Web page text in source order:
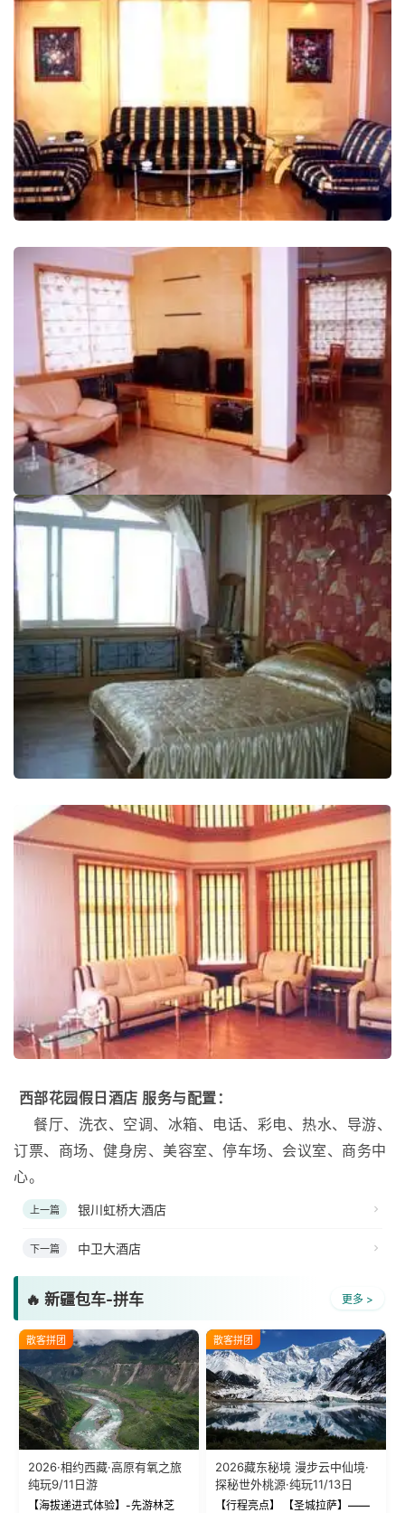
西部花园假日酒店 服务与配置：
餐厅、洗衣、空调、冰箱、电话、彩电、热水、导游、
订票、商场、健身房、美容室、停车场、会议室、商务中
心。
上一篇 银川虹桥大酒店
下一篇 中卫大酒店
🔥 新疆包车-拼车 更多 >
散客拼团
2026·相约西藏·高原有氧之旅
纯玩9/11日游
【海拔递进式体验】-先游林芝
散客拼团
2026藏东秘境 漫步云中仙境·
探秘世外桃源·纯玩11/13日
【行程亮点】 【圣城拉萨】——